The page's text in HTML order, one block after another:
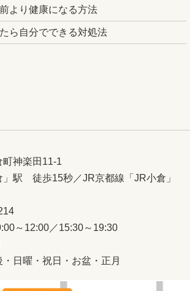
より健康になる方法
ら自分でできる対処法
神楽田11-1
」駅 徒歩15秒／JR京都線「JR小倉」
～12:00／15:30～19:30
日曜・祝日・お盆・正月